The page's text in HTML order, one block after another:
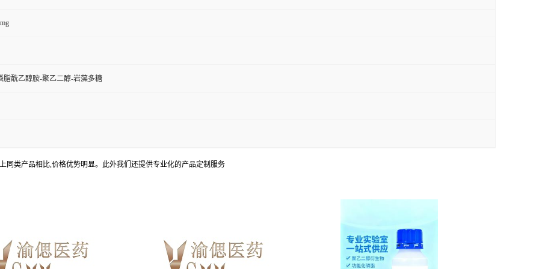
脂酰乙醇胺-聚乙二醇-岩藻多糖
类产品相比,价格优势明显。此外我们还提供专业化的产品定制服务